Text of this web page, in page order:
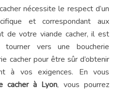
nécessite le respect d’un
et correspondant aux
de votre viande cacher, il est
vers une boucherie
cacher pour être sûr d’obtenir
à vos exigences. En vous
cacher à Lyon, vous pourrez